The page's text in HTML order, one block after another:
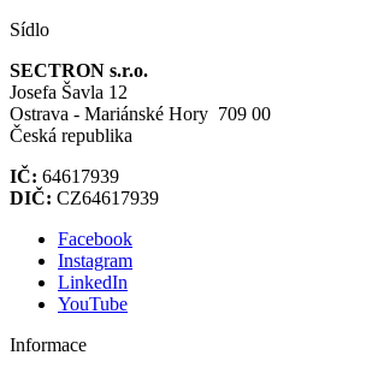
Sídlo
SECTRON s.r.o.
Josefa Šavla 12
Ostrava - Mariánské Hory 709 00
Česká republika
IČ: 64617939
DIČ: CZ64617939
Facebook
Instagram
LinkedIn
YouTube
Informace